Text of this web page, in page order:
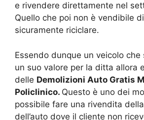
e rivendere direttamente nel
Quello che poi non è vendibile
sicuramente riciclare.
Essendo dunque un veicolo che
un suo valore per la ditta allora
delle Demolizioni Auto Gratis
Policlinico. Questo è uno dei
possibile fare una rivendita
dell’auto dove il cliente non